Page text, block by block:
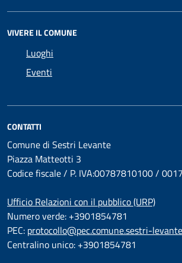
VIVERE IL COMUNE
Luoghi
Eventi
CONTATTI
Comune di Sestri Levante
Piazza Matteotti 3
Codice fiscale / P. IVA:00787810100 /
Ufficio Relazioni con il pubblico (URP)
Numero verde: +3901854781
PEC: protocollo@pec.comune.sestri-
Centralino unico: +3901854781